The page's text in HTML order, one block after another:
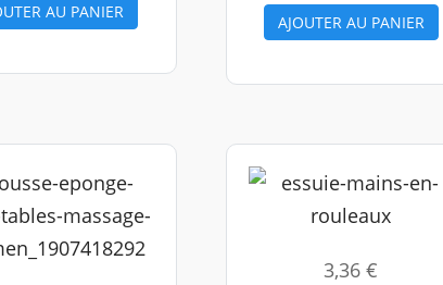
AU PANIER
AJOUTER AU PANIER
3,36 €